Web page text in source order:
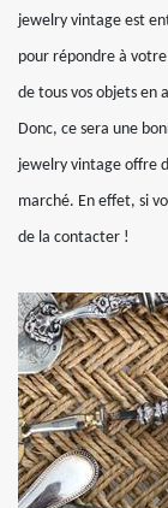
jewelry vintage est
pour répondre à
de tous vos objets en
Donc, ce sera une
jewelry vintage offre
marché. En effet, si
de la contacter !